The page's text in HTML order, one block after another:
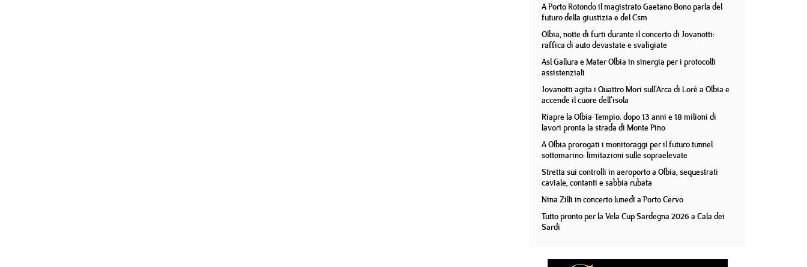
A Porto Rotondo il magistrato Gaetano Bono parla del
futuro della giustizia e del Csm
Olbia, notte di furti durante il concerto di Jovanotti:
raffica di auto devastate e svaligiate
Asl Gallura e Mater Olbia in sinergia per i protocolli
assistenziali
Jovanotti agita i Quattro Mori sull'Arca di Lorè a Olbia e
accende il cuore dell'isola
Riapre la Olbia-Tempio: dopo 13 anni e 18 milioni di
lavori pronta la strada di Monte Pino
A Olbia prorogati i monitoraggi per il futuro tunnel
sottomarino: limitazioni sulle sopraelevate
Stretta sui controlli in aeroporto a Olbia, sequestrati
caviale, contanti e sabbia rubata
Nina Zilli in concerto lunedì a Porto Cervo
Tutto pronto per la Vela Cup Sardegna 2026 a Cala dei
Sardi